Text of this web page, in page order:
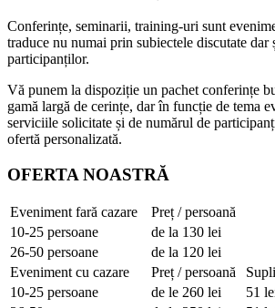
Conferințe, seminarii, training-uri sunt
traduce nu numai prin subiectele discutate
participanților.
Vă punem la dispoziție un pachet conferințe
gamă largă de cerințe, dar în funcție de tema
serviciile solicitate și de numărul de
ofertă personalizată.
OFERTA NOASTRĂ
Eveniment fară cazare
Preț / persoană
10-25 persoane
de la 130 lei
26-50 persoane
de la 120 lei
Eveniment cu cazare
Preț / persoană
10-25 persoane
de le 260 lei
51